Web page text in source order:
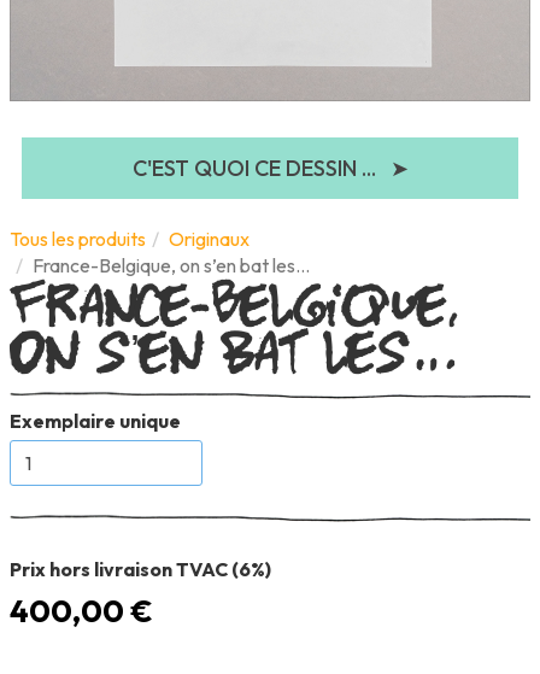
C'EST QUOI CE DESSIN ... ➤
Tous les produits
Originaux
France-Belgique, on s’en bat les…
France-Belgique,
on s’en bat les…
Exemplaire unique
Prix hors livraison TVAC (6%)
400,00 €